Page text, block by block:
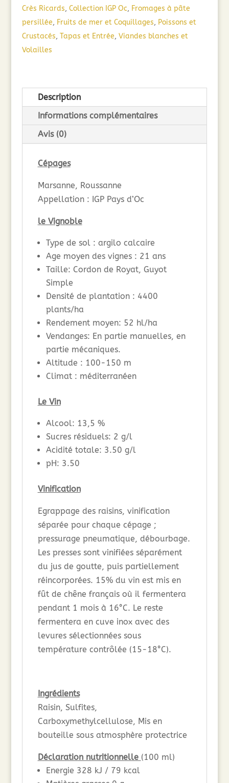
Crès Ricards, Collection IGP Oc, Fromages à pâte
persillée, Fruits de mer et Coquillages, Poissons et
Crustacés, Tapas et Entrée, Viandes blanches et
Volailles
Description
Informations complémentaires
Avis (0)
Cépages
Marsanne, Roussanne
Appellation : IGP Pays d’Oc
le Vignoble
Type de sol : argilo calcaire
Age moyen des vignes : 21 ans
Taille: Cordon de Royat, Guyot
Simple
Densité de plantation : 4400
plants/ha
Rendement moyen: 52 hl/ha
Vendanges: En partie manuelles, en
partie mécaniques.
Altitude : 100-150 m
Climat : méditerranéen
Le Vin
Alcool: 13,5 %
Sucres résiduels: 2 g/l
Acidité totale: 3.50 g/l
pH: 3.50
Vinification
Egrappage des raisins, vinification
séparée pour chaque cépage ;
pressurage pneumatique, débourbage.
Les presses sont vinifiées séparément
du jus de goutte, puis partiellement
réincorporées. 15% du vin est mis en
fût de chêne français où il fermentera
pendant 1 mois à 16°C. Le reste
fermentera en cuve inox avec des
levures sélectionnées sous
température contrôlée (15-18°C).
Ingrédients
Raisin, Sulfites,
Carboxymethylcellulose, Mis en
bouteille sous atmosphère protectrice
Déclaration nutritionnelle (100 ml)
Energie 328 kJ / 79 kcal